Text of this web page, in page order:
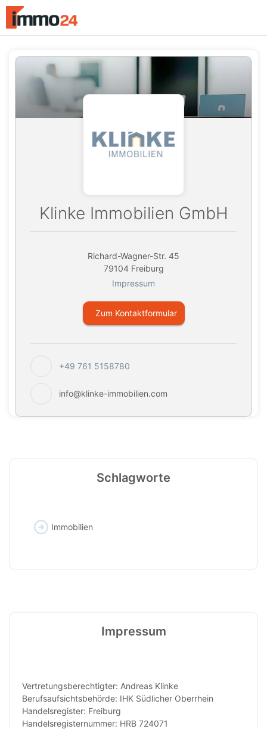
Accessibility
Modus
Navigation
Klinke Immobilien GmbH
Richard-Wagner-Str. 45
79104 Freiburg
Impressum
Zum Kontaktformular
+49 761 5158780
info@klinke-immobilien.com
Schlagworte
Immobilien
Impressum
Vertretungsberechtigter: Andreas Klinke
Berufsaufsichtsbehörde: IHK Südlicher Oberrhein
Handelsregister: Freiburg
Handelsregisternummer: HRB 724071